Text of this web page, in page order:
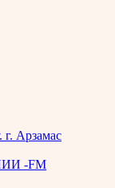
Арзамас